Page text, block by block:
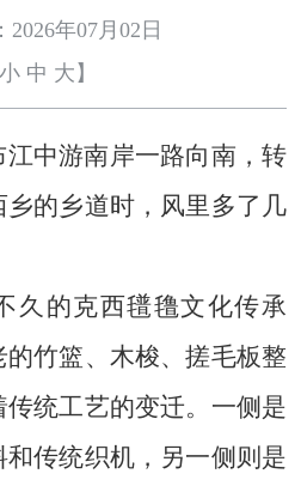
2026年07月02日
小 中 大 】
中游南岸一路向南，转
的乡道时，风里多了几
久的克西氆氇文化传承
竹篮、木梭、搓毛板整
统工艺的变迁。一侧是
传统织机，另一侧则是